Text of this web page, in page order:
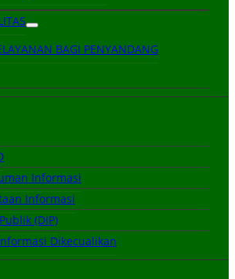
BAGI PENYANDANG
Informasi
Informasi
(DIP)
Dikecualikan